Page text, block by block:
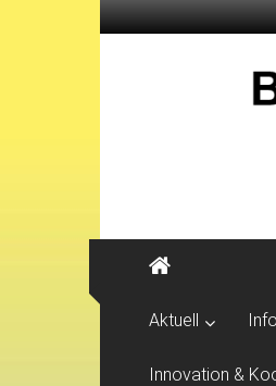
Aktuell
Innovation &